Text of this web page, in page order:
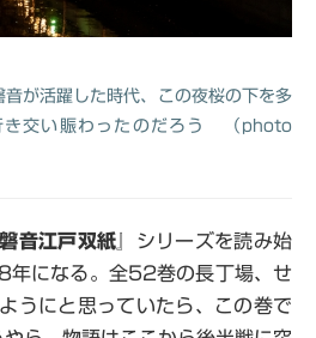
音が活躍した時代、この夜桜の下を多
き交い賑わったのだろう （photo
音江戸双紙 』シリーズを読み始
年になる。全52巻の長丁場、せ
うにと思っていたら、この巻で